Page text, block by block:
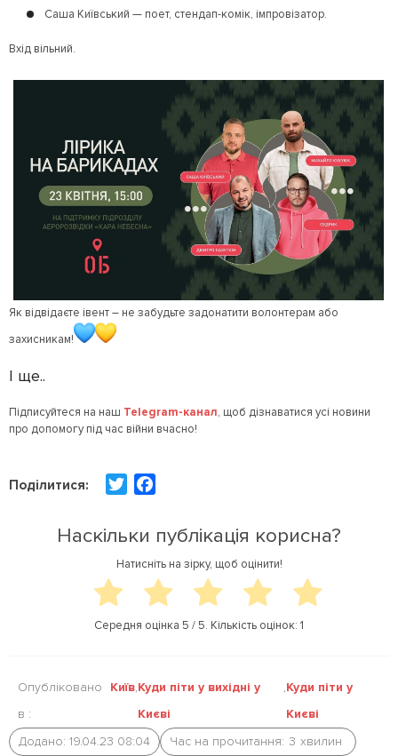
Саша Київський — поет, стендап-комік, імпровізатор.
Вхід вільний.
Як відвідаєте івент – не забудьте задонатити волонтерам або
захисникам!
І ще..
Підписуйтеся на наш Telegram-канал, щоб дізнаватися усі новини
про допомогу під час війни вчасно!
Поділитися:
t
t
e
b
o
k
Наскільки публікація корисна?
Натисніть на зірку, щоб оцінити!
Середня оцінка 5 / 5. Кількість оцінок: 1
Опубліковано
в :
Київ,Куди піти у вихідні у
Києві
,Куди піти у
Києві
Додано: 19.04.23 08:04
Час на прочитання: 3 хвилин